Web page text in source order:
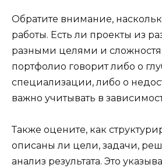
Обратите внимание,
работы. Есть ли проекты из
разными целями и
портфолио говорит либо о
специализации, либо о
важно учитывать в
Также оцените, как
описаны ли цели, задачи,
анализ результата. Это